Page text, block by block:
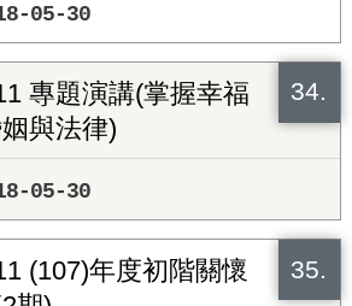
05-30
34.
專題演講(掌握幸福
與法律)
05-30
35.
(107)年度初階關懷